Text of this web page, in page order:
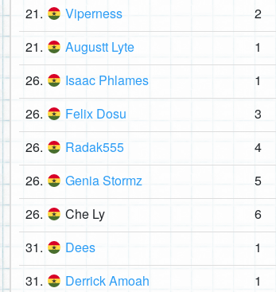
21. Viperness 2
21. Augustt Lyte 1
26. Isaac Phlames 1
26. Felix Dosu 3
26. Radak555 4
26. Genia Stormz 5
26. Che Ly 6
31. Dees 1
31. Derrick Amoah 1